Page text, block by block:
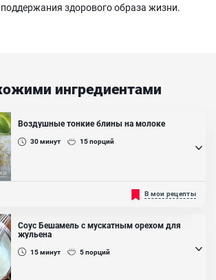
поддержания здорового образа жизни.
ингредиентами
Воздушные тонкие блины на молоке
30минут 15порций
тем они вкуснее. А если они ещё и ажурные,
безумно быстро, так как именно такие блины
И если раньше у вас не получилось
при жарке блинов, тогда изучайте этот
беритесь за готовку!...
пшеничная высш. сорта, Молоко, Сахар,
В мои рецепты
Соус Бешамель с мускатным орехом для
жульена
15минут 5порций